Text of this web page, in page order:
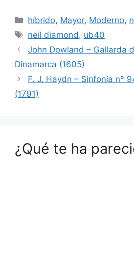
Categorías
híbrido, Mayor, Moderno,
Etiquetas
neil diamond, ub40
John Dowland – Gallarda
Dinamarca (1605)
F. J. Haydn – Sinfonía nº
(1791)
¿Qué te ha